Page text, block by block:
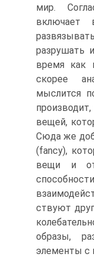
мир.
включает
разрушать
время как
скорее
мыслится
вещей,
Сюда же
(fancy),
вещи и
ствуют
образы,
элементы с